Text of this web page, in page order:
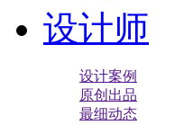
设计师
设计案例
原创出品
最细动态